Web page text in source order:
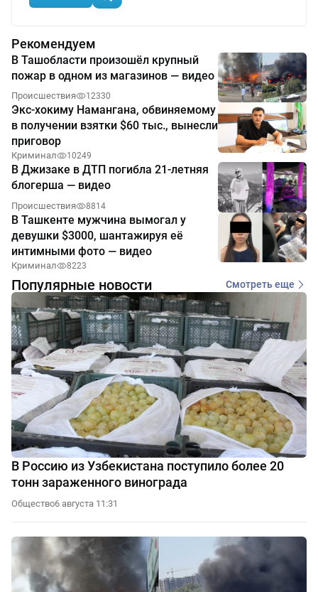
Рекомендуем
В Ташобласти произошёл крупный
пожар в одном из магазинов — видео
Происшествия 12330
Экс-хокиму Намангана, обвиняемому
в получении взятки $60 тыс., вынесли
приговор
Криминал 10249
В Джизаке в ДТП погибла 21-летняя
блогерша — видео
Происшествия 8814
В Ташкенте мужчина вымогал у
девушки $3000, шантажируя её
интимными фото — видео
Криминал 8223
Популярные новости Смотреть еще
В Россию из Узбекистана поступило более 20
тонн зараженного винограда
Общество6 августа 11:31